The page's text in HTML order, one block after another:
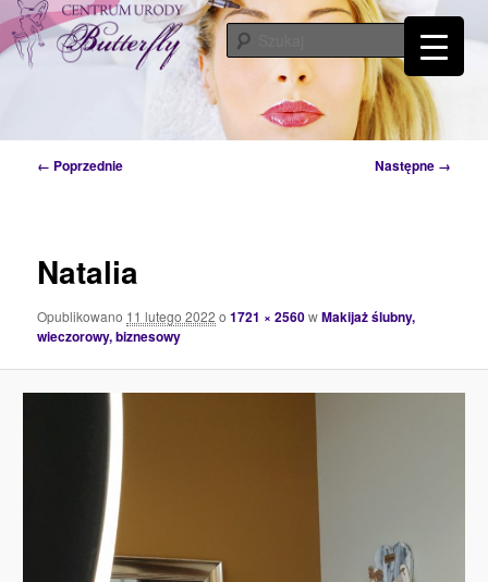
Przeskocz
do
tekstu
Centrum Urody Butterfly – Katowice
Tylko od Ciebie zależy kiedy zaczniesz o siebie dbać. Przyjdź a my Ci w tym
pomożemy…
Nawigacja
← Poprzednie Następne →
Natalia
Opublikowano 11 lutego 2022 o1721 × 2560wMakijaż ślubny,
wieczorowy, biznesowy